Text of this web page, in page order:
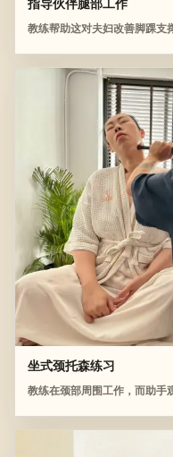
教练帮助这对夫妇改善脚踝支
坐式颈托森练习
教练在颈部周围工作，而助手